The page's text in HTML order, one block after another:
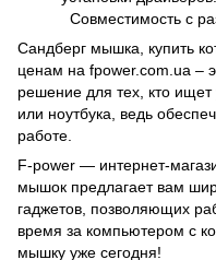
Совместимость с
Сандберг мышка, купить
ценам на fpower.com.ua –
решение для тех, кто
или ноутбука, ведь
работе.
F-power — интернет-
мышок предлагает вам
гаджетов, позволяющих
время за компьютером с
мышку уже сегодня!